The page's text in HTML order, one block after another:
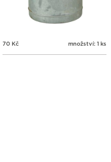
70 Kč množství: 1 ks